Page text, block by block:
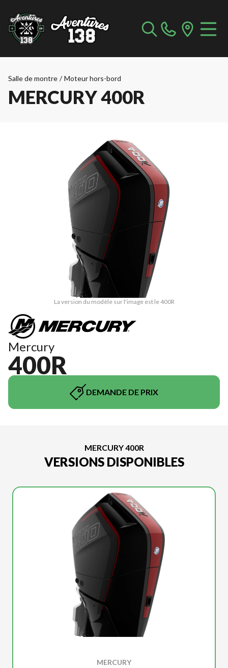
Salle de montre / Moteur hors-bord
MERCURY 400R
La version du modèle sur l'image est le 400R
Mercury
400R
DEMANDE DE PRIX
MERCURY 400R
VERSIONS DISPONIBLES
MERCURY